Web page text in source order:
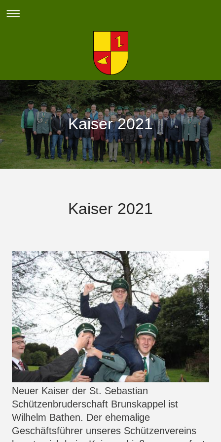
Kaiser 2021
Kaiser 2021
Neuer Kaiser der St. Sebastian
Schützenbruderschaft Brunskappel ist
Wilhelm Bathen. Der ehemalige
Geschäftsführer unseres Schützenvereins